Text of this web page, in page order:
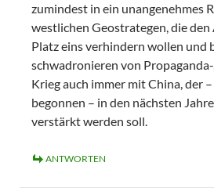
zumindest in ein unangenehmes
westlichen Geostrategen, die
Platz eins verhindern wollen und
schwadronieren von
Krieg auch immer mit China, der
begonnen – in den nächsten
verstärkt werden soll.
ANTWORTEN